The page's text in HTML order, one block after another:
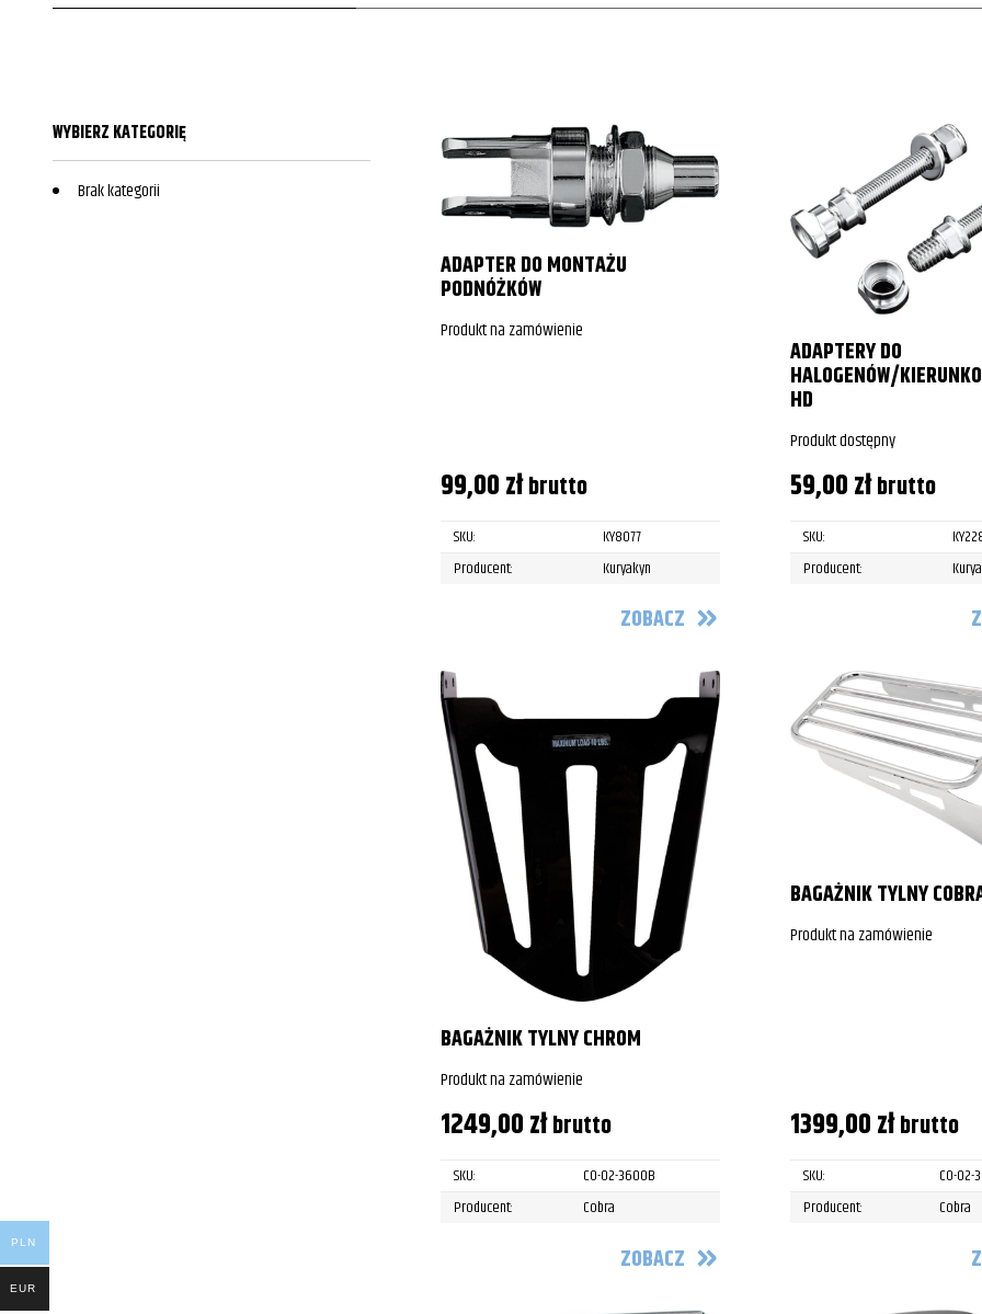
WYBIERZ KATEGORIĘ
Brak kategorii
ADAPTER DO MONTAŻU
PODNÓŻKÓW
Produkt na zamówienie
99,00złbrutto
SKU:
KY8077
Producent:
Kuryakyn
ZOBACZ
ADAPTERY DO
HALOGENÓW/
HD
Produkt dostępny
59,00złbrutto
SKU:
Producent:
BAGAŻNIK TYLNY CHROM
Produkt na zamówienie
1249,00złbrutto
SKU:
CO-02-3600B
Producent:
Cobra
ZOBACZ
BAGAŻNIK TYLNY
Produkt na zamówienie
1399,00złbrutto
SKU:
CO-
Producent:
Cobra
PLN
EUR